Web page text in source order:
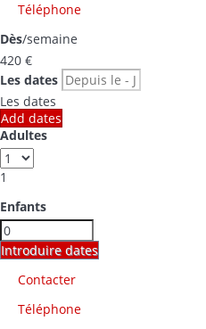
Téléphone
Dès/semaine
420 €
Les dates
Les dates
Add dates
Adultes
1
Enfants
Introduire dates
Contacter
Téléphone